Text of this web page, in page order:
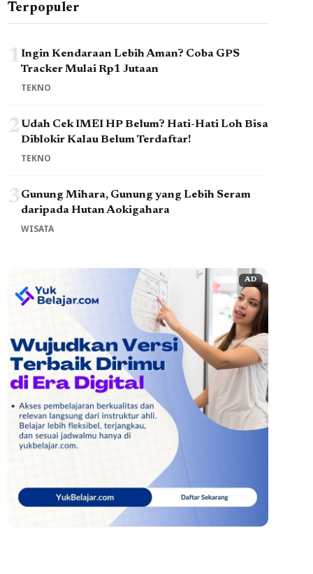
Terpopuler
1Ingin Kendaraan Lebih Aman? Coba GPS
Tracker Mulai Rp1 Jutaan
TEKNO
2Udah Cek IMEI HP Belum? Hati-Hati Loh Bisa
Diblokir Kalau Belum Terdaftar!
TEKNO
3Gunung Mihara, Gunung yang Lebih Seram
daripada Hutan Aokigahara
WISATA
AD